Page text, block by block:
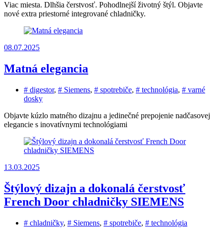
Viac miesta. Dlhšia čerstvosť. Pohodlnejší životný štýl. Objavte
nové extra priestorné integrované chladničky.
08.07.2025
Matná elegancia
# digestor, # Siemens, # spotrebiče, # technológia, # varné
dosky
Objavte kúzlo matného dizajnu a jedinečné prepojenie nadčasovej
elegancie s inovatívnymi technológiami
13.03.2025
Štýlový dizajn a dokonalá čerstvosť
French Door chladničky SIEMENS
# chladničky, # Siemens, # spotrebiče, # technológia